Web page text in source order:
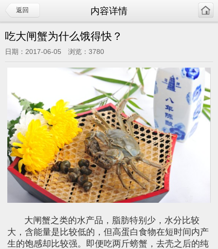
内容详情
返回
吃大闸蟹为什么饿得快？
日期：2017-06-05 浏览：3780
大闸蟹之类的水产品，脂肪特别少，水分比较
大，含能量是比较低的，但高蛋白食物在短时间内产
生的饱感却比较强。即便吃两斤螃蟹，去壳之后的纯